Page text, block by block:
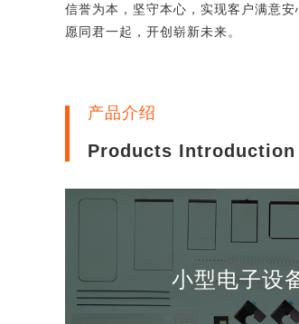
信誉为本，坚守本心，实现客户满意安
愿同君一起，开创崭新未来。
产品介绍
Products Introduction
小型电子设